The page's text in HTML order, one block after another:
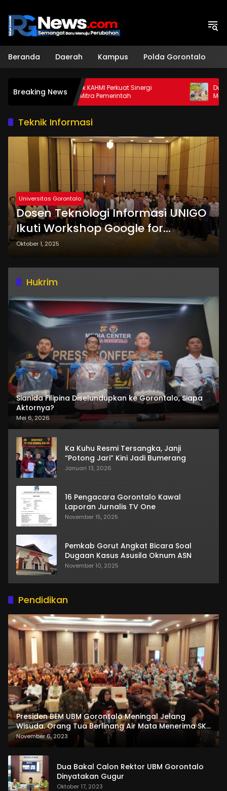
konten
Beranda Daerah Kampus Polda Gorontalo
Breaking News
Sekda Ajak KAHMI Perkuat Sinergi
Sebagai Mitra Pemerintah
Dukung
Mahasiswa
Apotek Hidup
Teknik Informasi
Universitas Gorontalo
Dosen Teknologi Informasi UNIGO
Ikuti Workshop Google for
Education di Palu
Oktober 1, 2025
Hukrim
Sianida Filipina Diselundupkan ke Gorontalo, Siapa
Aktornya?
Mei 6, 2026
Ka Kuhu Resmi Tersangka, Janji
“Potong Jari” Kini Jadi Bumerang
Januari 13, 2026
16 Pengacara Gorontalo Kawal
Laporan Jurnalis TV One
November 15, 2025
Pemkab Gorut Angkat Bicara Soal
Dugaan Kasus Asusila Oknum ASN
November 10, 2025
Pendidikan
Presiden BEM UBM Gorontalo Meningal Jelang
Wisuda. Orang Tua Berlinang Air Mata Menerima SKL
dan Pemasangan Salempang
November 6, 2023
Dua Bakal Calon Rektor UBM Gorontalo
Dinyatakan Gugur
Oktober 17, 2023